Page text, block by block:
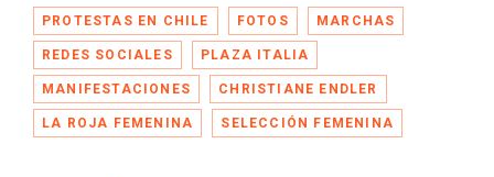
PROTESTAS EN CHILE FOTOS MARCHAS
REDES SOCIALES PLAZA ITALIA
MANIFESTACIONES CHRISTIANE ENDLER
LA ROJA FEMENINA SELECCIÓN FEMENINA